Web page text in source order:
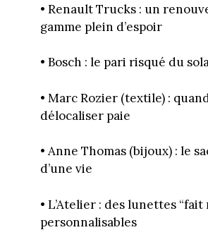
• Renault Trucks : un
gamme plein d’espoir
• Bosch : le pari risqué du
• Marc Rozier (textile) :
délocaliser paie
• Anne Thomas (bijoux) : le
d’une vie
• L’Atelier : des lunettes “fait
personnalisables